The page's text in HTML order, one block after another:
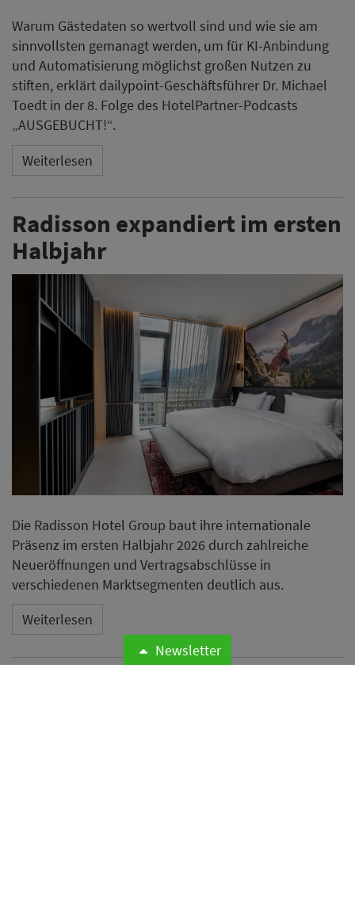
Warum Gästedaten so wertvoll sind und wie sie am
sinnvollsten gemanagt werden, um für KI-Anbindung
und Automatisierung möglichst großen Nutzen zu
stiften, erklärt dailypoint-Geschäftsführer Dr. Michael
Toedt in der 8. Folge des HotelPartner-Podcasts
„AUSGEBUCHT!“.
Weiterlesen
Radisson expandiert im ersten
Halbjahr
Die Radisson Hotel Group baut ihre internationale
Präsenz im ersten Halbjahr 2026 durch zahlreiche
Neueröffnungen und Vertragsabschlüsse in
verschiedenen Marktsegmenten deutlich aus.
Weiterlesen
Newsletter